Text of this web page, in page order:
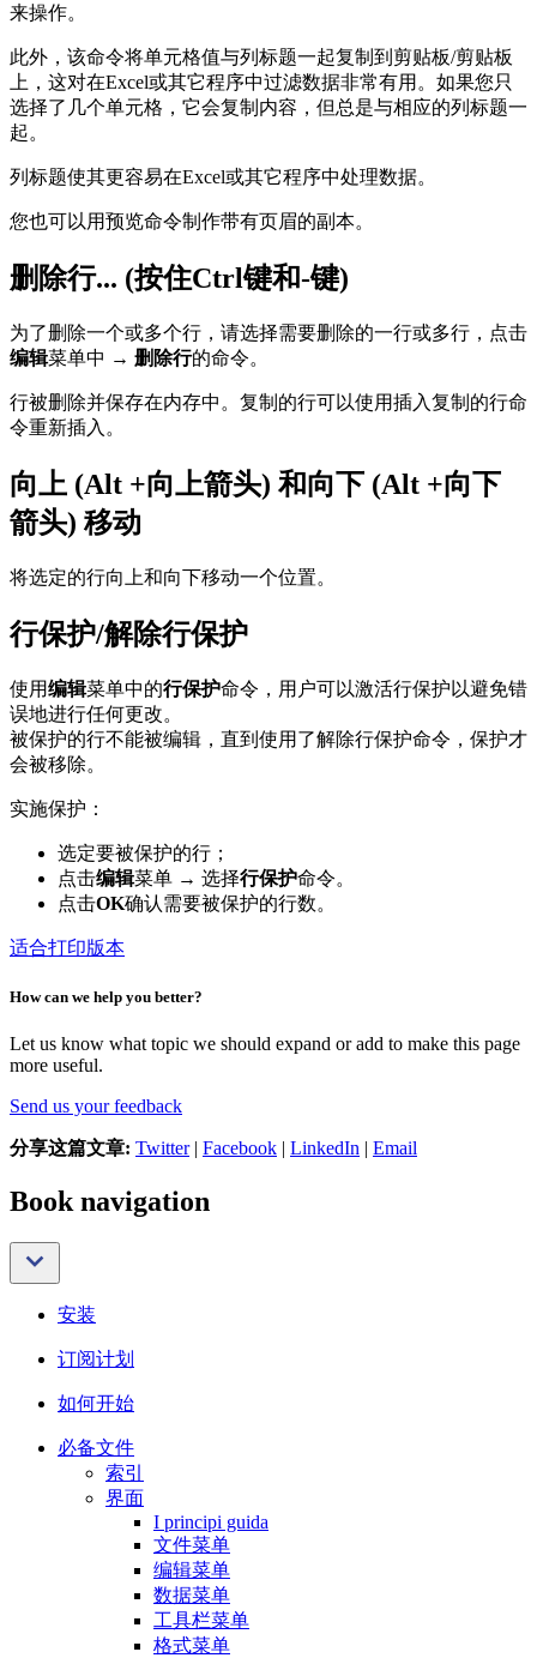
来操作。
此外，该命令将单元格值与列标题一起复制到剪贴板/剪贴板
上，这对在Excel或其它程序中过滤数据非常有用。如果您只
选择了几个单元格，它会复制内容，但总是与相应的列标题一
起。
列标题使其更容易在Excel或其它程序中处理数据。
您也可以用预览命令制作带有页眉的副本。
删除行... (按住Ctrl键和-键)
为了删除一个或多个行，请选择需要删除的一行或多行，点击
编辑菜单中 → 删除行的命令。
行被删除并保存在内存中。复制的行可以使用插入复制的行命
令重新插入。
向上 (Alt +向上箭头) 和向下 (Alt +向下
箭头) 移动
将选定的行向上和向下移动一个位置。
行保护/解除行保护
使用编辑菜单中的行保护命令，用户可以激活行保护以避免错
误地进行任何更改。
被保护的行不能被编辑，直到使用了解除行保护命令，保护才
会被移除。
实施保护：
选定要被保护的行；
点击编辑菜单 → 选择行保护命令。
点击OK确认需要被保护的行数。
适合打印版本
How can we help you better?
Let us know what topic we should expand or add to make this page
more useful.
Send us your feedback
分享这篇文章: Twitter| Facebook | LinkedIn | Email
Book navigation
安装
订阅计划
如何开始
必备文件
索引
界面
I principi guida
文件菜单
编辑菜单
数据菜单
工具栏菜单
格式菜单